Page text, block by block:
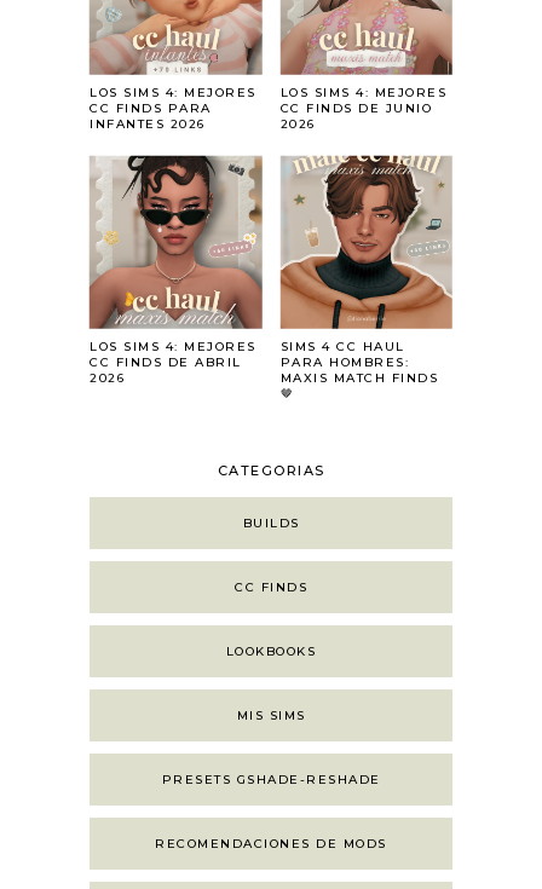
LOS SIMS 4: MEJORES
CC FINDS PARA
INFANTES 2026
LOS SIMS 4: MEJORES
CC FINDS DE JUNIO
2026
LOS SIMS 4: MEJORES
CC FINDS DE ABRIL
2026
SIMS 4 CC HAUL
PARA HOMBRES:
MAXIS MATCH FINDS
🤎
CATEGORIAS
BUILDS
CC FINDS
LOOKBOOKS
MIS SIMS
PRESETS GSHADE-RESHADE
RECOMENDACIONES DE MODS